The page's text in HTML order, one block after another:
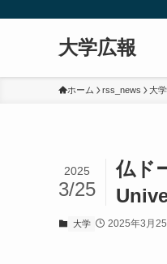
大学広報
ホーム rss_news 大学
仏ド
2025
3/25
大学 2025年3月25